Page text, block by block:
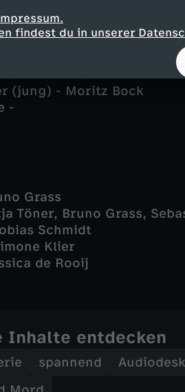
findest du in unserer
- Fridolin
Christian Nickel
(jung) - Moritz Bock
-
Grass
Töner, Bruno Grass,
Schmidt
Klier
de Rooij
Inhalte entdecken
spannend